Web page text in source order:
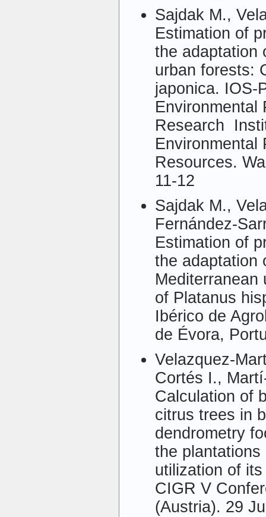
Sajdak M.,
Estimation of
the adaptation
urban forests:
japonica. IOS-
Environmental
Research
Environmental
Resources.
11-12
Sajdak M.,
Fernández-
Estimation of
the adaptation
of Platanus
Ibérico de
de Évora,
Velazquez-
Cortés I.,
Calculation of
citrus trees in
dendrometry
the
utilization of
CIGR V
(Austria). 29